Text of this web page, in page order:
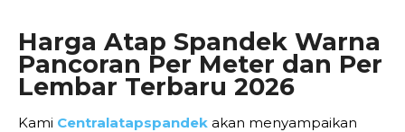
Harga Atap Spandek Warna
Pancoran Per Meter dan Per
Lembar Terbaru 2026
Kami Centralatapspandek akan menyampaikan